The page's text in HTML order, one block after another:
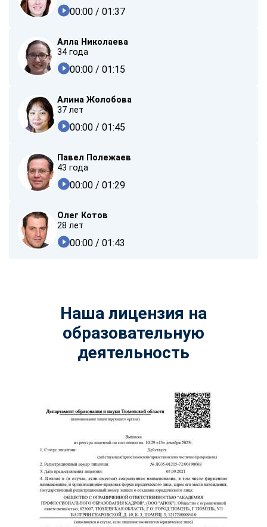
00:00 / 01:37
Алла Николаева
34 года
00:00 / 01:15
Алина Жолобова
37 лет
00:00 / 01:45
Павел Полежаев
43 года
00:00 / 01:29
Олег Котов
28 лет
00:00 / 01:43
Наша лицензия на
образовательную
деятельность